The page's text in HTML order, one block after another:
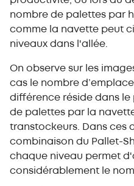
nombre de palettes par
comme la navette peut
niveaux dans l'allée.
On observe sur les
cas le nombre
différence réside dans
de palettes par la
transtockeurs. Dans ces
combinaison du Pallet-
chaque niveau permet
considérablement le